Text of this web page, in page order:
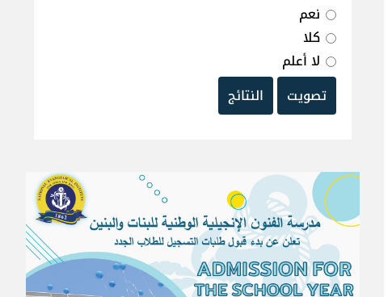
نعم
كلا
لا أعلم
تصويت
النتائج